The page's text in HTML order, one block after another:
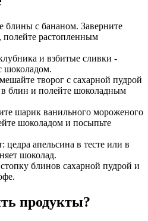
блины с бананом. Заверните
полейте растопленным
и взбитые сливки -
шоколадом.
творог с сахарной пудрой
блин и полейте шоколадным
шарик ванильного мороженого
шоколадом и посыпьте
апельсина в тесте или в
шоколад.
блинов сахарной пудрой и
продукты?